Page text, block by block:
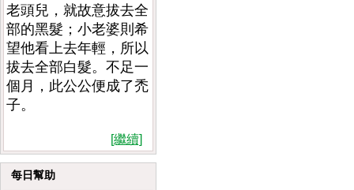
老頭兒，就故意拔去全
部的黑髮；小老婆則希
望他看上去年輕，所以
拔去全部白髮。不足一
個月，此公公便成了禿
子。
[繼續]
每日幫助